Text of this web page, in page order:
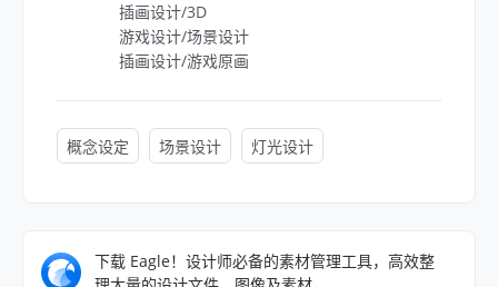
插画设计/3D
游戏设计/场景设计
插画设计/游戏原画
概念设定 场景设计 灯光设计
下载 Eagle！设计师必备的素材管理工具，高效整